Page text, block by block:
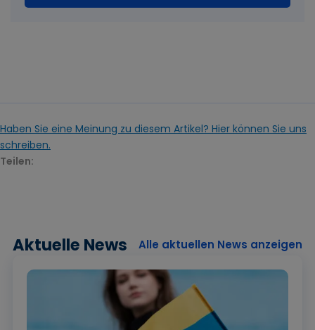
Haben Sie eine Meinung zu diesem Artikel? Hier können Sie uns
schreiben.
Teilen:
Aktuelle News Alle aktuellen News anzeigen